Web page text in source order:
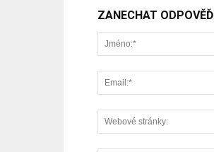
ZANECHAT ODPOVĚĎ